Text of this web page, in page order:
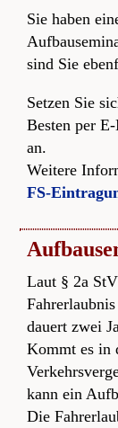
Sie haben
sind Sie
Setzen Sie
Besten per
an.
Weitere
FS-
Laut § 2a
dauert zwei
Kommt es in
kann ein
Die